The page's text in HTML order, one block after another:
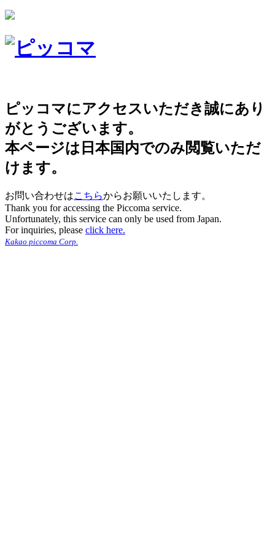
ピッコマにアクセスいただき誠にあり
がとうございます。
本ページは日本国内でのみ閲覧いただ
けます。
お問い合わせはこちらからお願いいたします。
Thank you for accessing the Piccoma service.
Unfortunately, this service can only be used from Japan.
For inquiries, please click here.
Kakao piccoma Corp.